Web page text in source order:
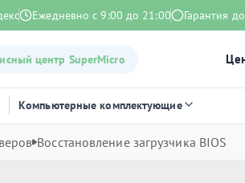
Ежедневно с 9:00 до 21:00 Гарантия
центр SuperMicro
Компьютерные комплектующие
Восстановление загрузчика BIOS